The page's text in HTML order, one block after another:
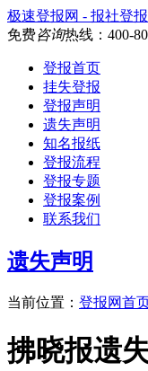
极速登报网 - 报社登
免费咨询热线： 400-
登报首页
挂失登报
登报声明
遗失声明
知名报纸
登报流程
登报专题
登报案例
联系我们
遗失声明
当前位置： 登报网首
拂晓报遗